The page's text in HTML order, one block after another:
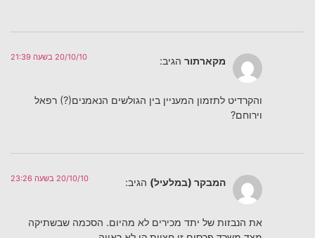
מקארתור הגיב: 20/10/10 בשעה 21:39
והקרדיט לתזמון המעניין בין הגולשים הנאמנים(?) רפאל
וירוחם?
המבקר (במלעיל) הגיב: 20/10/10 בשעה 23:26
את הנבזות של יתד מכירים לא מהיום. הסכמה שבשתיקה